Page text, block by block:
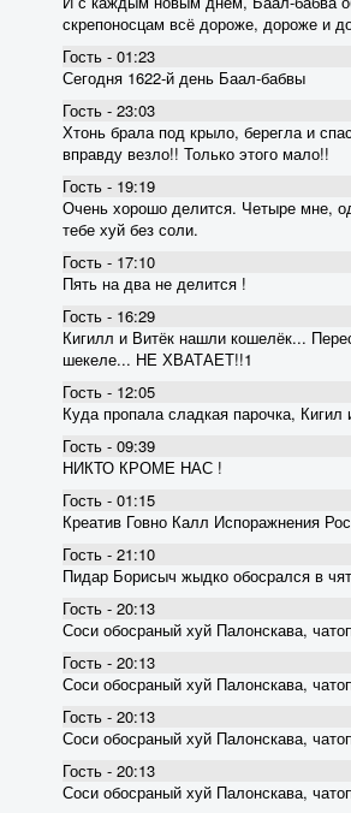
скрепоносцам всё дороже, дороже и
Гость - 01:23
Сегодня 1622-й день Баал-бабвы
Гость - 23:03
Хтонь брала под крыло, берегла и
вправду везло!! Только этого мало!!
Гость - 19:19
Очень хорошо делится. Четыре мне,
тебе хуй без соли.
Гость - 17:10
Пять на два не делится !
Гость - 16:29
Кигилл и Витёк нашли кошелёк...
шекеле... НЕ ХВАТАЕТ!!1
Гость - 12:05
Куда пропала сладкая парочка, Кигил
Гость - 09:39
НИКТО КРОМЕ НАС !
Гость - 01:15
Креатив Говно Калл Испоражнения
Гость - 21:10
Пидар Борисыч жыдко обосрался в
Гость - 20:13
Соси обосраный хуй Палонскава,
Гость - 20:13
Соси обосраный хуй Палонскава,
Гость - 20:13
Соси обосраный хуй Палонскава,
Гость - 20:13
Соси обосраный хуй Палонскава,